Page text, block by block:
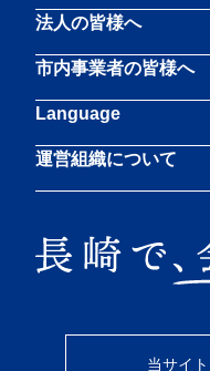
法人の皆様へ
市内事業者の皆様へ
Language
運営組織について
当サイ